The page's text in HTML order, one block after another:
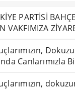
PARTİSİ
VAKFIMIZA
Canlarımızla